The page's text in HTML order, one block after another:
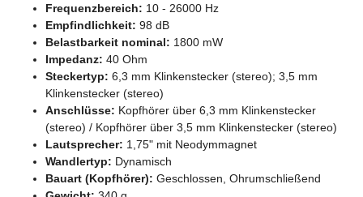
Frequenzbereich: 10 - 26000 Hz
Empfindlichkeit: 98 dB
Belastbarkeit nominal: 1800 mW
Impedanz: 40 Ohm
Steckertyp: 6,3 mm Klinkenstecker (stereo); 3,5 mm
Klinkenstecker (stereo)
Anschlüsse: Kopfhörer über 6,3 mm Klinkenstecker
(stereo) / Kopfhörer über 3,5 mm Klinkenstecker (stereo)
Lautsprecher: 1,75" mit Neodymmagnet
Wandlertyp: Dynamisch
Bauart (Kopfhörer): Geschlossen, Ohrumschließend